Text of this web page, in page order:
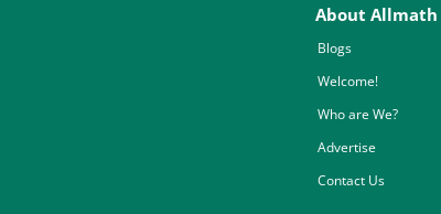
About Allmath
Blogs
Welcome!
Who are We?
Advertise
Contact Us